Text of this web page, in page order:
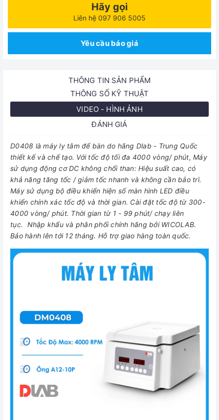
Hãy gọi
Liên hệ 097 906 5005
Yêu cầu báo giá
THÔNG TIN SẢN PHẨM
THÔNG SỐ KỸ THUẬT
VIDEO - HÌNH ẢNH
ĐÁNH GIÁ
D0408 là máy ly tâm để bàn do hãng Dlab - Trung Quốc
thiết kế và chế tạo. Với tốc độ tối đa 4000 vòng/ phút, Máy
sử dụng động cơ DC không chổi than: Hiệu suất cao, có
khả năng tăng tốc / giảm tốc nhanh và không cần bảo trì.
Máy sử dụng bộ điều khiển hiện số màn hình LED điều
khiển chính xác tốc độ và thời gian. Cài đặt tốc độ từ 300-
4000 vòng/ phút. Thời gian từ 1 - 99 phút/ chạy liên
tục. Nhập khẩu và phân phối chính hãng bởi WICOLAB.
Bảo hành lên tới 12 tháng. Hỗ trợ giao hàng toàn quốc.